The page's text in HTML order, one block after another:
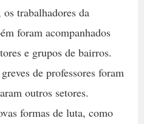
trabalhadores da
foram acompanhados
e grupos de bairros.
de professores foram
outros setores.
formas de luta, como